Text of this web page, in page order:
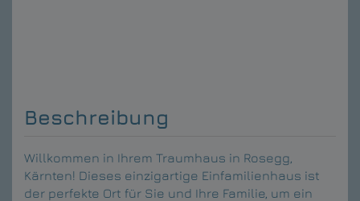
Beschreibung
Willkommen in Ihrem Traumhaus in Rosegg,
Kärnten! Dieses einzigartige Einfamilienhaus ist
der perfekte Ort für Sie und Ihre Familie, um ein